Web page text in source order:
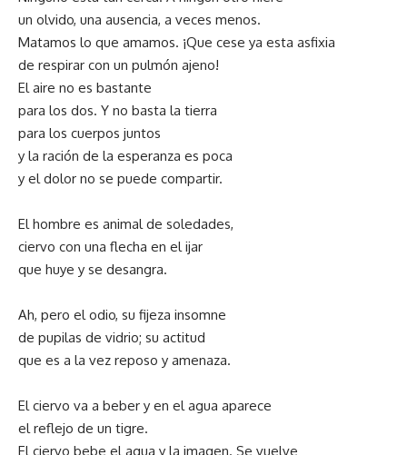
un olvido, una ausencia, a veces menos.
Matamos lo que amamos. ¡Que cese ya esta asfixia
de respirar con un pulmón ajeno!
El aire no es bastante
para los dos. Y no basta la tierra
para los cuerpos juntos
y la ración de la esperanza es poca
y el dolor no se puede compartir.
El hombre es animal de soledades,
ciervo con una flecha en el ijar
que huye y se desangra.
Ah, pero el odio, su fijeza insomne
de pupilas de vidrio; su actitud
que es a la vez reposo y amenaza.
El ciervo va a beber y en el agua aparece
el reflejo de un tigre.
El ciervo bebe el agua y la imagen. Se vuelve